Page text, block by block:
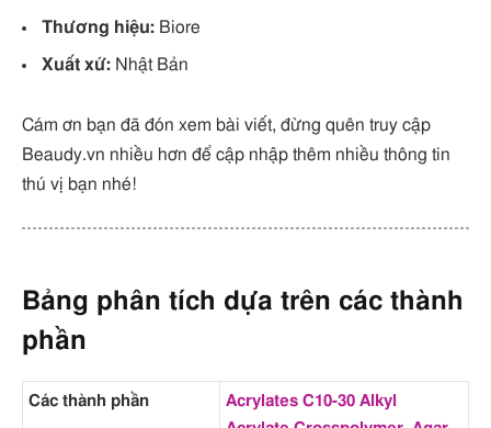
Thương hiệu: Biore
Xuất xứ: Nhật Bản
Cám ơn bạn đã đón xem bài viết, đừng quên truy cập
Beaudy.vn nhiều hơn để cập nhập thêm nhiều thông tin
thú vị bạn nhé!
Bảng phân tích dựa trên các thành
phần
Các thành phần
Acrylates C10-30 Alkyl